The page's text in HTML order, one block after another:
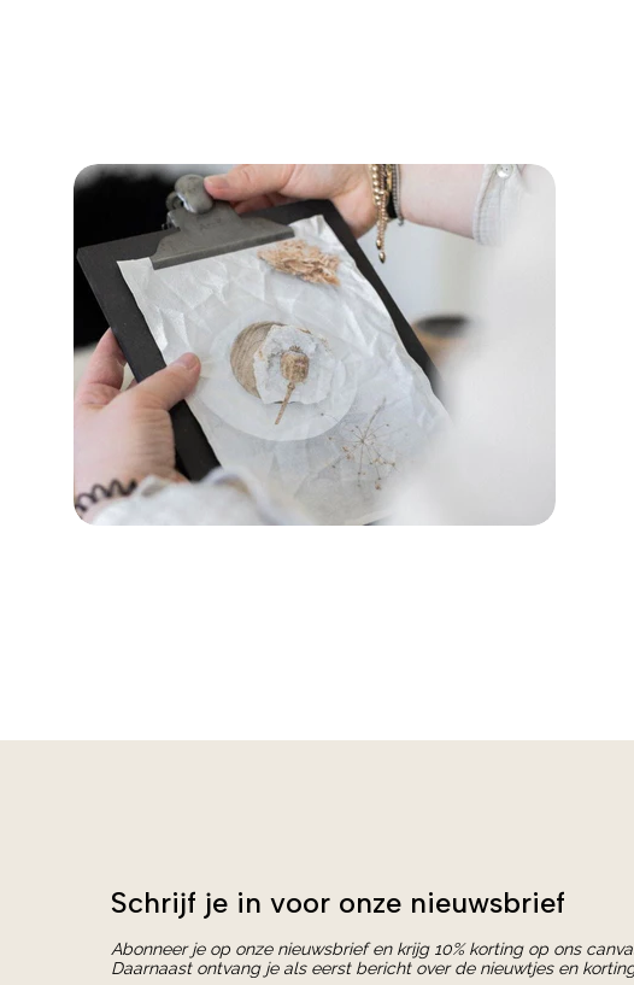
Schrijf je in voor onze nieuwsbrief
Abonneer je op onze nieuwsbrief en krijg 10% korting op ons
Daarnaast ontvang je als eerst bericht over de nieuwtjes en